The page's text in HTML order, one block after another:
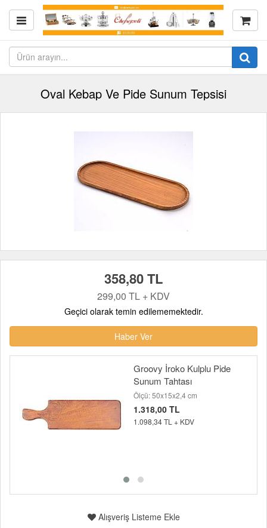
Oval Kebap Ve Pide Sunum Tepsisi
358,80 TL
299,00 TL + KDV
Geçici olarak temin edilememektedir.
Haber Ver
Groovy İroko Kulplu Pide
Sunum Tahtası
Ölçü: 50x15x2,4 cm
1.318,00 TL
1.098,34 TL + KDV
Alışveriş Listeme Ekle